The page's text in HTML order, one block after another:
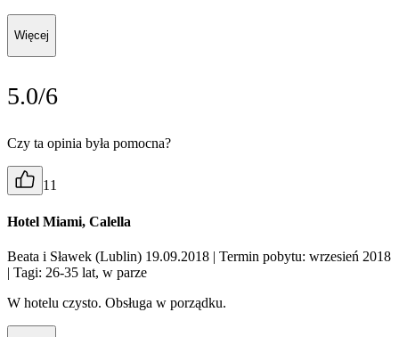
Więcej
5.0/6
Czy ta opinia była pomocna?
11
Hotel Miami, Calella
Beata i Sławek (Lublin) 19.09.2018 | Termin pobytu: wrzesień 2018
| Tagi: 26-35 lat, w parze
W hotelu czysto. Obsługa w porządku.